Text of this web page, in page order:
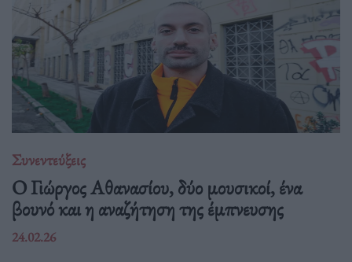
Συνεντεύξεις
Ο Γιώργος Αθανασίου, δύο μουσικοί, ένα
βουνό και η αναζήτηση της έμπνευσης
24.02.26